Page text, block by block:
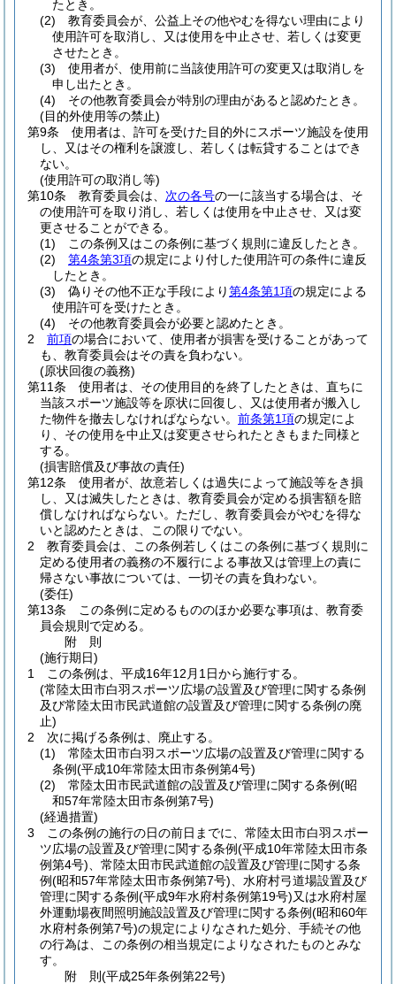
たとき。
(2)
教育委員会が、公益上その他やむを得ない理由により
使用許可を取消し、又は使用を中止させ、若しくは変更
させたとき。
(3)
使用者が、使用前に当該使用許可の変更又は取消しを
申し出たとき。
(4)
その他教育委員会が特別の理由があると認めたとき。
(目的外使用等の禁止)
第9条
使用者は、許可を受けた目的外にスポーツ施設を使用
し、又はその権利を譲渡し、若しくは転貸することはでき
ない。
(使用許可の取消し等)
第10条
教育委員会は、 次の各号の一に該当する場合は、そ
の使用許可を取り消し、若しくは使用を中止させ、又は変
更させることができる。
(1)
この条例又はこの条例に基づく規則に違反したとき。
(2)
第4条第3項の規定により付した使用許可の条件に違反
したとき。
(3)
偽りその他不正な手段により第4条第1項の規定による
使用許可を受けたとき。
(4)
その他教育委員会が必要と認めたとき。
2
前項の場合において、使用者が損害を受けることがあって
も、教育委員会はその責を負わない。
(原状回復の義務)
第11条
使用者は、その使用目的を終了したときは、直ちに
当該スポーツ施設等を原状に回復し、又は使用者が搬入し
た物件を撤去しなければならない。 前条第1項の規定によ
り、その使用を中止又は変更させられたときもまた同様と
する。
(損害賠償及び事故の責任)
第12条
使用者が、故意若しくは過失によって施設等をき損
し、又は滅失したときは、教育委員会が定める損害額を賠
償しなければならない。 ただし、教育委員会がやむを得な
いと認めたときは、この限りでない。
2
教育委員会は、この条例若しくはこの条例に基づく規則に
定める使用者の義務の不履行による事故又は管理上の責に
帰さない事故については、一切その責を負わない。
(委任)
第13条
この条例に定めるもののほか必要な事項は、教育委
員会規則で定める。
附 則
(施行期日)
1
この条例は、平成16年12月1日から施行する。
(常陸太田市白羽スポーツ広場の設置及び管理に関する条例
及び常陸太田市民武道館の設置及び管理に関する条例の廃
止)
2
次に掲げる条例は、廃止する。
(1)
常陸太田市白羽スポーツ広場の設置及び管理に関する
条例(平成10年常陸太田市条例第4号)
(2)
常陸太田市民武道館の設置及び管理に関する条例(昭
和57年常陸太田市条例第7号)
(経過措置)
3
この条例の施行の日の前日までに、常陸太田市白羽スポー
ツ広場の設置及び管理に関する条例(平成10年常陸太田市条
例第4号) 、常陸太田市民武道館の設置及び管理に関する条
例(昭和57年常陸太田市条例第7号) 、水府村弓道場設置及び
管理に関する条例(平成9年水府村条例第19号)又は水府村屋
外運動場夜間照明施設設置及び管理に関する条例(昭和60年
水府村条例第7号)の規定によりなされた処分、手続その他
の行為は、この条例の相当規定によりなされたものとみな
す。
附 則(平成25年条例第22号)